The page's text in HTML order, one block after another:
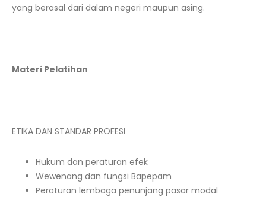
yang berasal dari dalam negeri maupun asing.
Materi Pelatihan
ETIKA DAN STANDAR PROFESI
Hukum dan peraturan efek
Wewenang dan fungsi Bapepam
Peraturan lembaga penunjang pasar modal